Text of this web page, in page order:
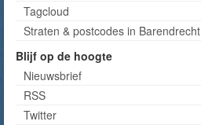
Tagcloud
Straten & postcodes in Barendrecht
Blijf op de hoogte
Nieuwsbrief
RSS
Twitter